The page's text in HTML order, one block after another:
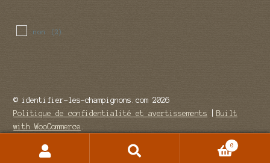
non (2)
© identifier-les-champignons.com 2026
Politique de confidentialité et avertissements
Built
with WooCommerce
Recherche
0